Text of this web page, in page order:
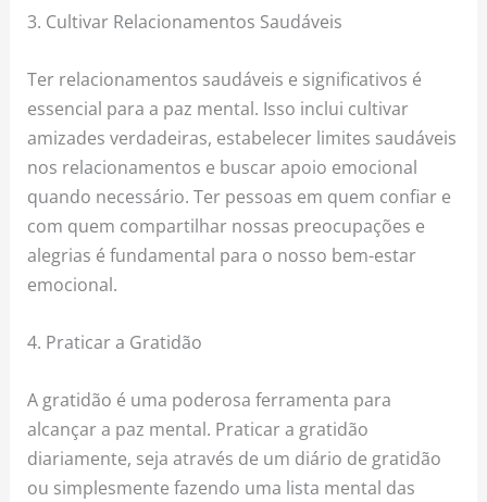
3. Cultivar Relacionamentos Saudáveis
Ter relacionamentos saudáveis e significativos é
essencial para a paz mental. Isso inclui cultivar
amizades verdadeiras, estabelecer limites saudáveis
​​nos relacionamentos e buscar apoio emocional
quando necessário. Ter pessoas em quem confiar e
com quem compartilhar nossas preocupações e
alegrias é fundamental para o nosso bem-estar
emocional.
4. Praticar a Gratidão
A gratidão é uma poderosa ferramenta para
alcançar a paz mental. Praticar a gratidão
diariamente, seja através de um diário de gratidão
ou simplesmente fazendo uma lista mental das